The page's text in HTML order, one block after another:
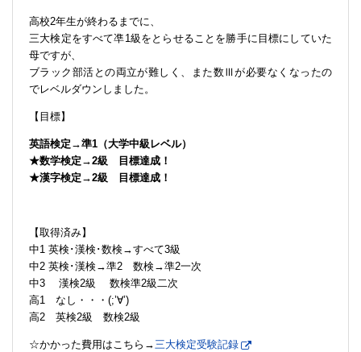
高校2年生が終わるまでに、
三大検定をすべて凖1級をとらせることを勝手に目標にしていた
母ですが、
ブラック部活との両立が難しく、また数Ⅲが必要なくなったの
でレベルダウンしました。
【目標】
英語検定→準1（大学中級レベル）
★数学検定→2級 目標達成！
★漢字検定→2級 目標達成！
【取得済み】
中1 英検･漢検･数検→すべて3級
中2 英検･漢検→準2 数検→準2一次
中3 漢検2級 数検準2級二次
高1 なし・・・(;’∀’)
高2 英検2級 数検2級
☆かかった費用はこちら→三大検定受験記録